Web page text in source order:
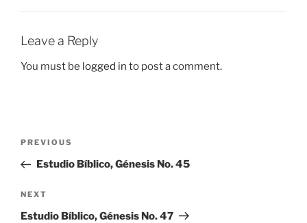
Leave a Reply
You must be logged in to post a comment.
Previous
Post
PREVIOUS
Estudio Bíblico, Génesis No. 45
Next
Post
NEXT
Estudio Bíblico, Génesis No. 47